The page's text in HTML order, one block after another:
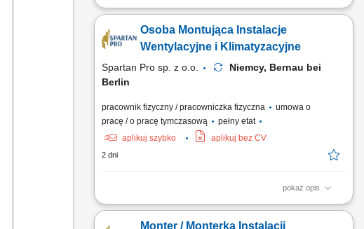
Zadania: montaż instalacji wentylacyjnych, montaż kanałów
wykonywanie prac montażowych na obiektach przemysłowych,
biurowych i usługowych, wykonywanie prac zgodnie z
Osoba Montująca Instalacje
Wentylacyjne i Klimatyzacyjne
Spartan Pro sp. z o.o.
Niemcy, Bernau bei
Berlin
pracownik fizyczny / pracowniczka fizyczna
umowa o
pracę / o pracę tymczasową
pełny etat
aplikuj szybko
aplikuj bez CV
2 dni
pokaż opis
Opis stanowiska Prowadzenie prac montażowych związanych
Monter / Monterka Instalacji